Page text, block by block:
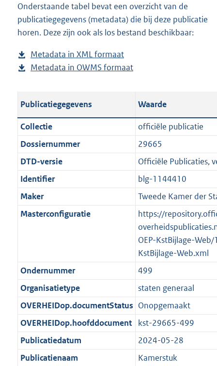
l
o
a
p
u
l
c
a
t
i
e
i
n
f
a
a
t
a
n
d
g
r
o
t
e
:
6
2
1
K
b
Onderstaande tabel bevat een overzicht van de
publicatiegegevens (metadata) die bij deze publicatie
horen. Deze zijn ook als los bestand beschikbaar:
Metadata in XML formaat
e
n
d
r
o
2
K
Metadata in OWMS formaat
s
a
n
g
r
:
2
K
Publicatiegegevens Waarde
Collectie
officiële publicatie
Dossiernummer
29665
DTD-versie
Officiële Publicaties,
Identifier
blg-1144410
Maker
Tweede Kamer der
Masterconfiguratie
https://
OEP-KstBijlage-
KstBijlage-Web.xml
Ondernummer
499
Organisatietype
staten generaal
OVERHEIDop.documentStatus Onopgemaakt
OVERHEIDop.hoofddocument
kst-29665-499
Publicatiedatum
2024-05-28
Publicatienaam
Kamerstuk